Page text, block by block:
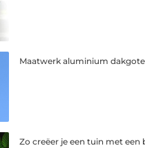
Maatwerk aluminium
Zo creëer je een tuin met een